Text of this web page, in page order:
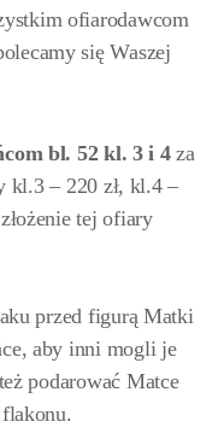
ofiarodawcom
się Waszej
bl. 52 kl. 3 i 4za
kl.3 – 220 zł, kl.4 –
tej ofiary
przed figurą Matki
aby inni mogli je
podarować Matce